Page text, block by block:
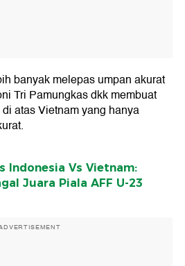
banyak melepas umpan akurat
Tri Pamungkas dkk membuat
atas Vietnam yang hanya
Indonesia Vs Vietnam:
Juara Piala AFF U-23